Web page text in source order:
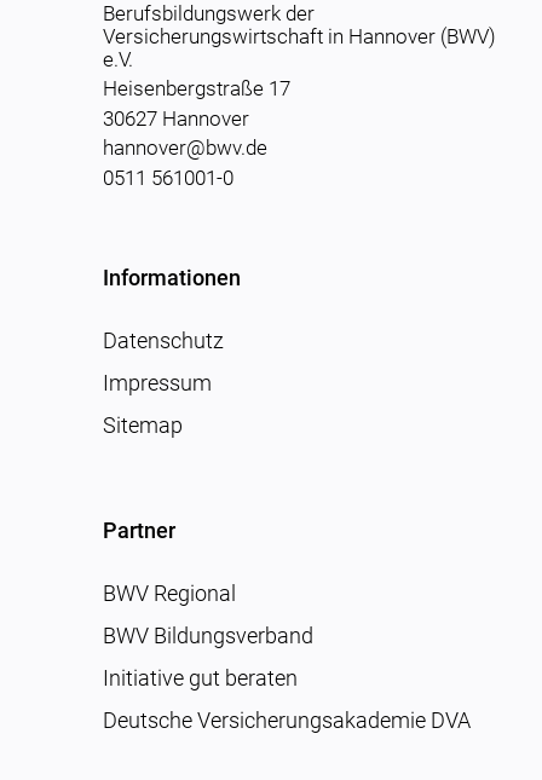
Berufsbildungswerk der
Versicherungswirtschaft in Hannover (BWV)
e.V.
Heisenbergstraße 17
30627 Hannover
hannover@bwv.de
0511 561001-0
Informationen
Datenschutz
Impressum
Sitemap
Partner
BWV Regional
BWV Bildungsverband
Initiative gut beraten
Deutsche Versicherungsakademie DVA